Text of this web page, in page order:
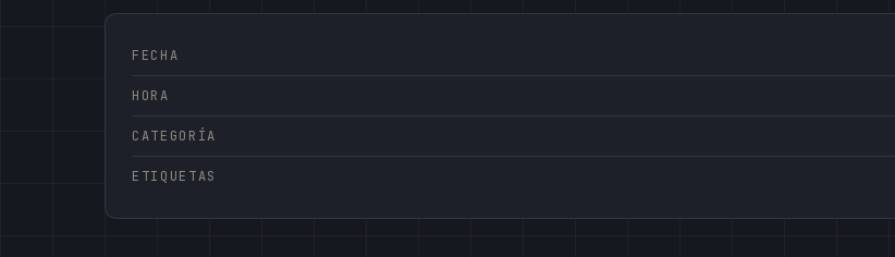
FECHA
HORA
CATEGORÍA
ETIQUETAS